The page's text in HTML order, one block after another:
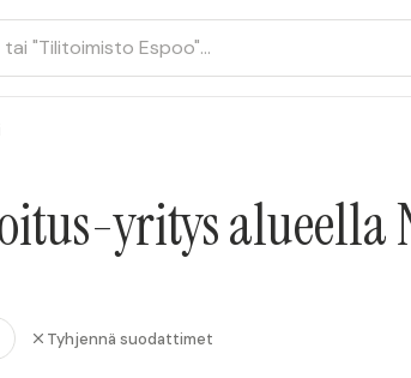
yritys alueella
Tyhjennä suodattimet